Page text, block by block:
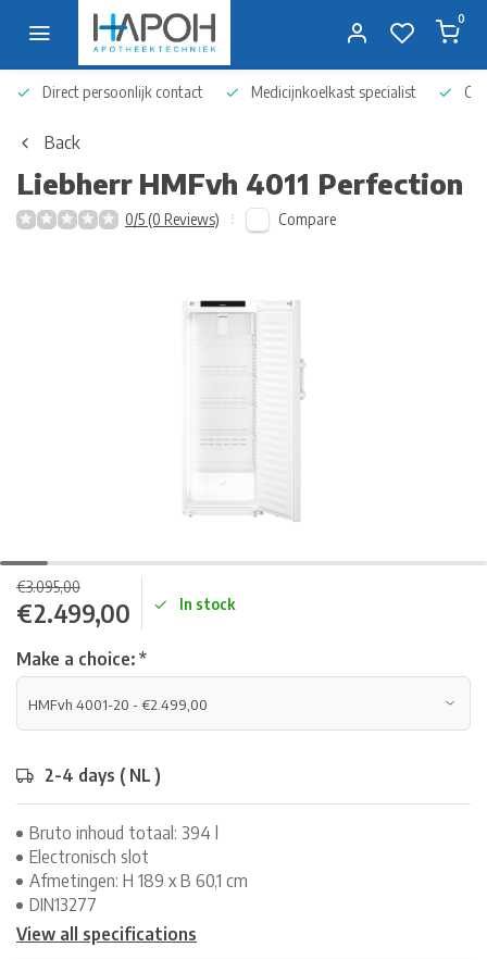
0
Direct persoonlijk contact Medicijnkoelkast specialist Op
Back
Liebherr HMFvh 4011 Perfection
0/5 (0 Reviews) Compare
€3.095,00
€2.499,00 In stock
Make a choice: *
2-4 days ( NL )
Bruto inhoud totaal: 394 l
Electronisch slot
Afmetingen: H 189 x B 60,1 cm
DIN13277
View all specifications